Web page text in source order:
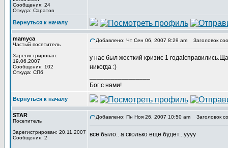
Сообщения: 24
Откуда: Саратов
Вернуться к началу
mamyca
Частый посетитель
Зарегистрирован:
19.06.2007
Сообщения: 102
Откуда: СПб
Добавлено: Чт Сен 06, 2007 8:29 am Заголовок
у нас был жесткий кризис 1
никогда :)
Бог с нами!
Вернуться к началу
STAR
Посетитель
Зарегистрирован: 20.11.2007
Сообщения: 2
Добавлено: Пн Ноя 26, 2007 10:50 am Заголовок
всё было.. а сколько еще будет...уууу